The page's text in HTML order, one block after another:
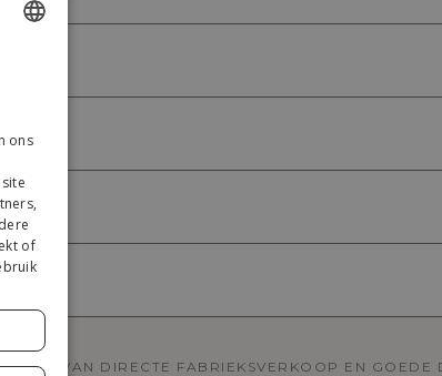
VAN DIRECTE FABRIEKSVERKOOP EN
ons
of